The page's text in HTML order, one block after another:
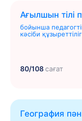
Ағылшын тілі
бойынша
кәсіби
80/108сағат
География